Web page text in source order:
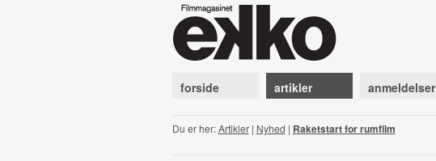
forside artikler anmeldelser
Du er her:Artikler| Nyhed | Raketstart for rumfilm